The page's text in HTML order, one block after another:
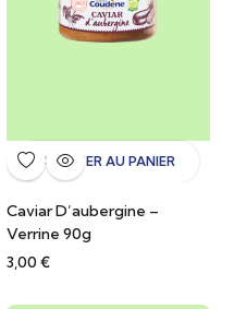
AJOUTER AU PANIER
Caviar D’aubergine –
Verrine 90g
3,00 €